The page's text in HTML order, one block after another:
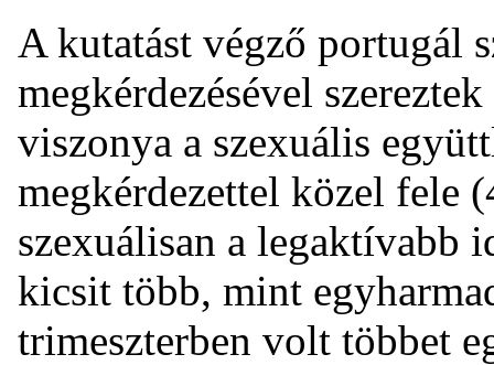
A kutatást végző portugál
megkérdezésével
viszonya a szexuális
megkérdezettel közel fele
szexuálisan a legaktívabb
kicsit több, mint
trimeszterben volt többet